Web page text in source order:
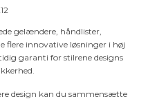
gelændere, håndlister,
flere innovative løsninger i høj
garanti for stilrene designs
design kan du sammensætte